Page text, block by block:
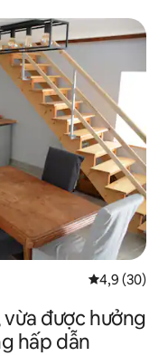
Xếp hạng
4,9 (30)
được hưởng
hấp dẫn